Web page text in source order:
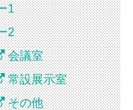
1
2
会議室
常設展示室
その他